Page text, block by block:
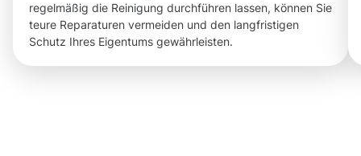
regelmäßig die Reinigung durchführen lassen, können Sie
teure Reparaturen vermeiden und den langfristigen
Schutz Ihres Eigentums gewährleisten.